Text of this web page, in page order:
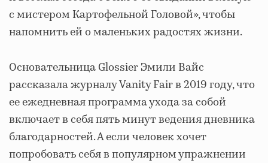
с мистером Картофельной Головой», чтобы
напомнить ей о маленьких радостях жизни.
Основательница Glossier Эмили Вайс
рассказала журналу Vanity Fair в 2019 году, что
ее ежедневная программа ухода за собой
включает в себя пять минут ведения дневника
благодарностей. А если человек хочет
попробовать себя в популярном упражнении